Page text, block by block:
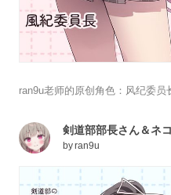
ran9u老师的原创角色：风纪委员
剣道部部長さん＆ネ
byran9u